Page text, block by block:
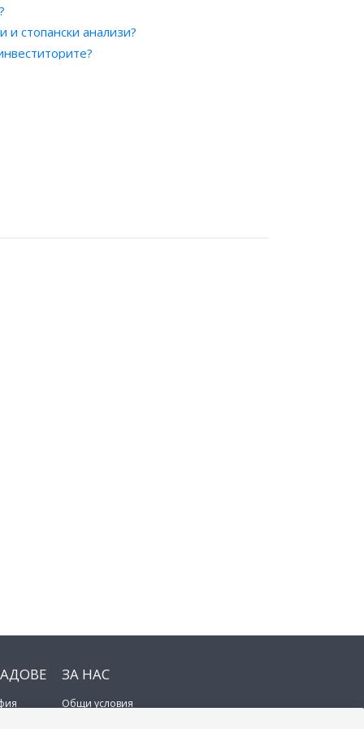
и стопански анализи?
ЗА НАС
Общи условия